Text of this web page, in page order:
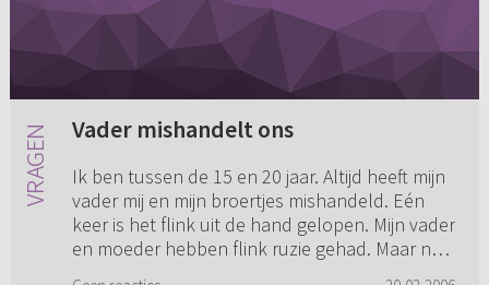
Vader mishandelt ons
Ik ben tussen de 15 en 20 jaar. Altijd heeft mijn
vader mij en mijn broertjes mishandeld. Eén
keer is het flink uit de hand gelopen. Mijn vader
en moeder hebben flink ruzie gehad. Maar nu